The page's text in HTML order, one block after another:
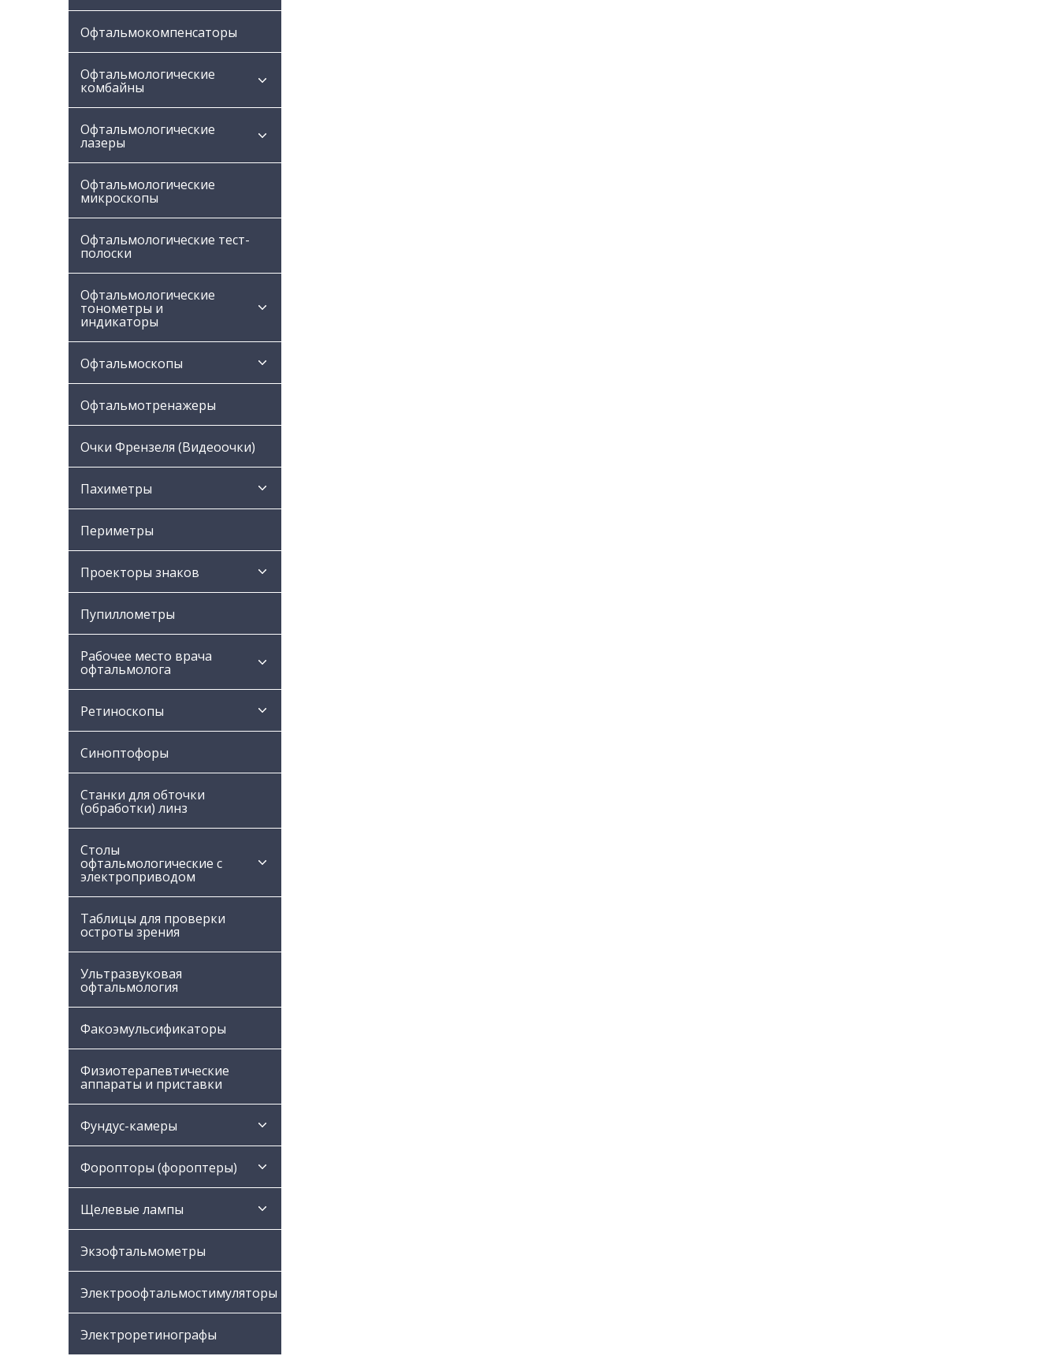
Офтальмокомпенсаторы
Офтальмологические
комбайны
Офтальмологические
лазеры
Офтальмологические
микроскопы
Офтальмологические тест-
полоски
Офтальмологические
тонометры и
индикаторы
Офтальмоскопы
Офтальмотренажеры
Очки Френзеля (Видеоочки)
Пахиметры
Периметры
Проекторы знаков
Пупиллометры
Рабочее место врача
офтальмолога
Ретиноскопы
Синоптофоры
Станки для обточки
(обработки) линз
Столы
офтальмологические с
электроприводом
Таблицы для проверки
остроты зрения
Ультразвуковая
офтальмология
Факоэмульсификаторы
Физиотерапевтические
аппараты и приставки
Фундус-камеры
Форопторы (фороптеры)
Щелевые лампы
Экзофтальмометры
Электроофтальмостимуляторы
Электроретинографы